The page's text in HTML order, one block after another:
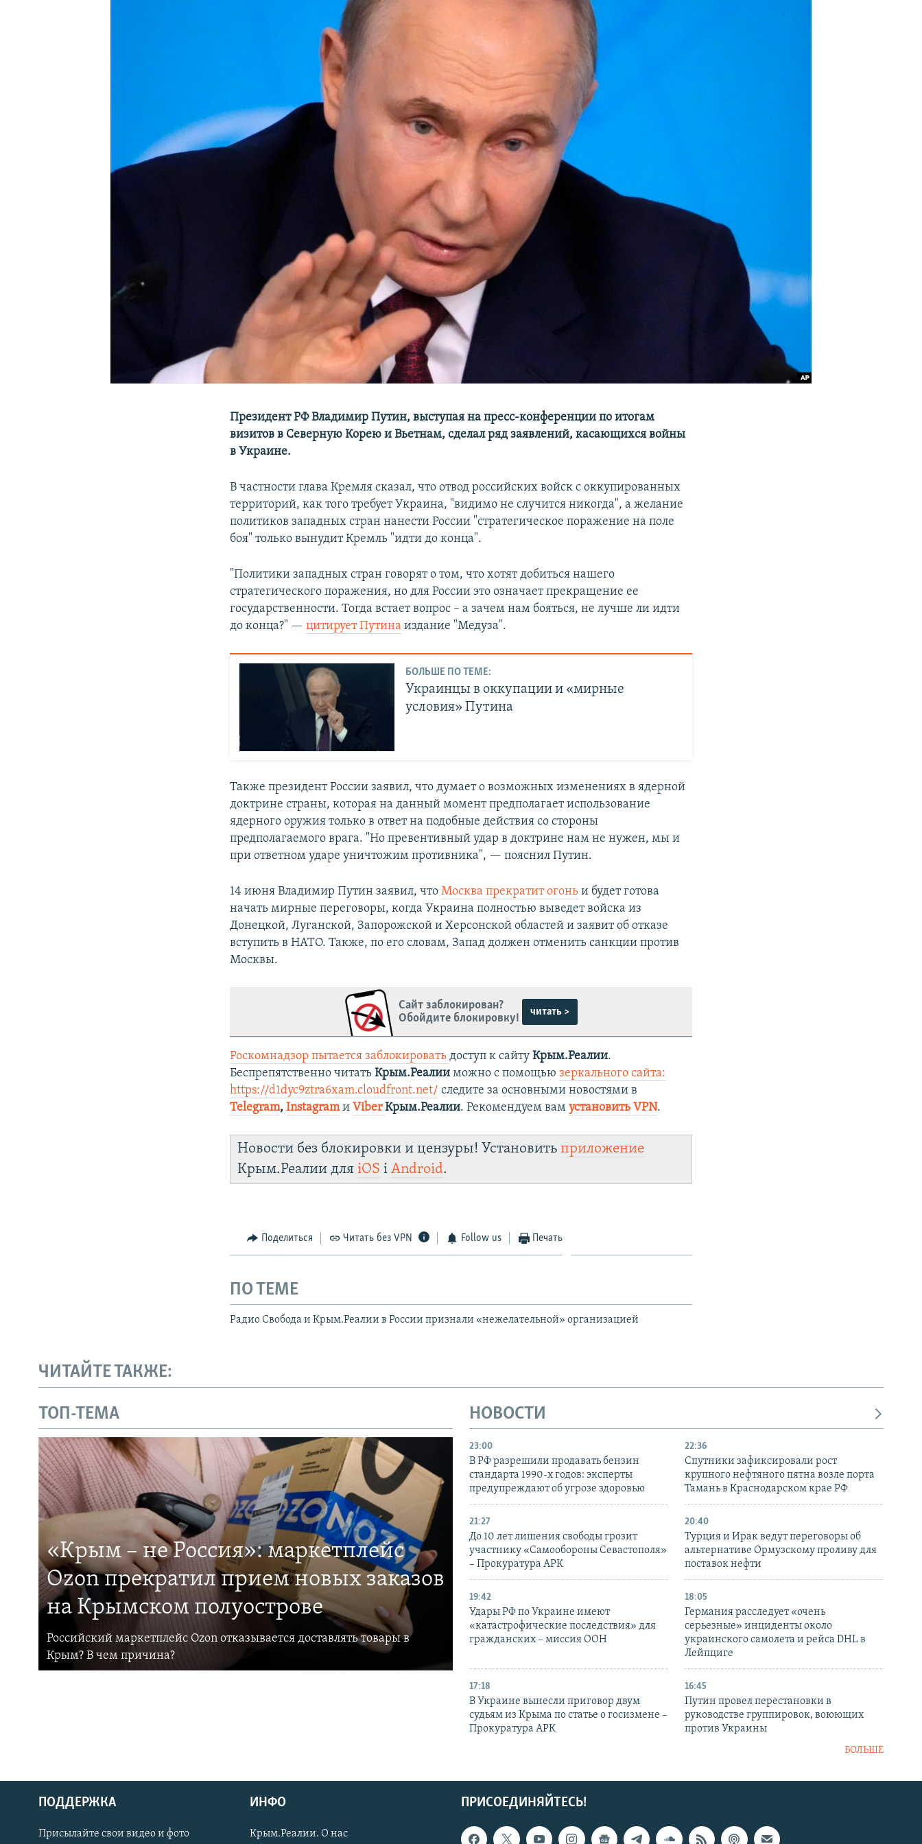
Українською
Президент РФ Владимир Путин, выступая на пресс-конференции по итогам
визитов в Северную Корею и Вьетнам, сделал ряд заявлений, касающихся войны
в Украине.
В частности глава Кремля сказал, что отвод российских войск с оккупированных
территорий, как того требует Украина, "видимо не случится никогда", а желание
политиков западных стран нанести России "стратегическое поражение на поле
боя" только вынудит Кремль "идти до конца".
"Политики западных стран говорят о том, что хотят добиться нашего
стратегического поражения, но для России это означает прекращение ее
государственности. Тогда встает вопрос – а зачем нам бояться, не лучше ли идти
до конца?" —цитирует Путина издание "Медуза".
БОЛЬШЕ ПО ТЕМЕ:
Украинцы в оккупации и «мирные
условия» Путина
Также президент России заявил, что думает о возможных изменениях в ядерной
доктрине страны, которая на данный момент предполагает использование
ядерного оружия только в ответ на подобные действия со стороны
предполагаемого врага. "Но превентивный удар в доктрине нам не нужен, мы и
при ответном ударе уничтожим противника", — пояснил Путин.
14 июня Владимир Путин заявил, чтоМосква прекратит огонь и будет готова
начать мирные переговоры, когда Украина полностью выведет войска из
Донецкой, Луганской, Запорожской и Херсонской областей и заявит об отказе
вступить в НАТО. Также, по его словам, Запад должен отменить санкции против
Москвы.
Сайт заблокирован?
Обойдите блокировку!
читать >
Роскомнадзор пытается заблокировать доступ к сайтуКрым.Реалии.
Беспрепятственно читатьКрым.Реалии можно с помощьюзеркального сайта:
https://d1dyc9ztra6xam.cloudfront.net/ следите за основными новостями в
Telegram,InstagramиViber Крым.Реалии. Рекомендуем вамустановить VPN.
Новости без блокировки и цензуры! Установитьприложение
Крым.Реалии дляiOS іAndroid.
Поделиться Читать без VPN Follow us Печать
ПО ТЕМЕ
Радио Свобода и Крым.Реалии в России признали «нежелательной» организацией
ЧИТАЙТЕ ТАКЖЕ:
ТОП-ТЕМА
«Крым – не Россия»: маркетплейс
Ozon прекратил прием новых заказов
на Крымском полуострове
Российский маркетплейс Ozon отказывается доставлять товары в
Крым? В чем причина?
НОВОСТИ
23:00
В РФ разрешили продавать бензин
стандарта 1990-х годов: эксперты
предупреждают об угрозе здоровью
22:36
Спутники зафиксировали рост
крупного нефтяного пятна возле порта
Тамань в Краснодарском крае РФ
21:27
До 10 лет лишения свободы грозит
участнику «Самообороны Севастополя»
– Прокуратура АРК
20:40
Турция и Ирак ведут переговоры об
альтернативе Ормузскому проливу для
поставок нефти
19:42
Удары РФ по Украине имеют
«катастрофические последствия» для
гражданских – миссия ООН
18:05
Германия расследует «очень
серьезные» инциденты около
украинского самолета и рейса DHL в
Лейпциге
17:18
В Украине вынесли приговор двум
судьям из Крыма по статье о госизмене –
Прокуратура АРК
16:45
Путин провел перестановки в
руководстве группировок, воюющих
против Украины
БОЛЬШЕ
ПРИСОЕДИНЯЙТЕСЬ!
ПОДДЕРЖКА
Присылайте свои видео и фото
ИНФО
Крым.Реалии. О нас